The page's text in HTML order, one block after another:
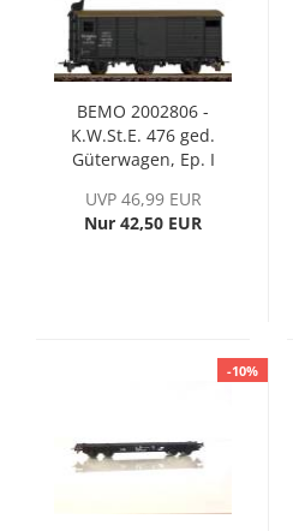
BEMO 2002806 -
K.W.St.E. 476 ged.
Güterwagen, Ep. I
UVP 46,99 EUR
Nur 42,50 EUR
-10%